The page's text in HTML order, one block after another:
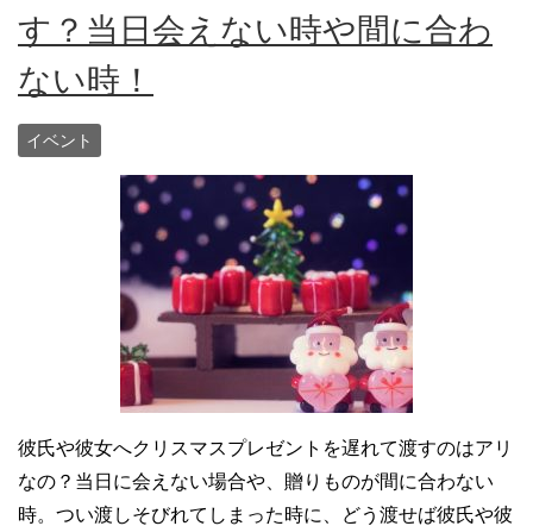
す？当日会えない時や間に合わ
ない時！
イベント
彼氏や彼女へクリスマスプレゼントを遅れて渡すのはアリ
なの？当日に会えない場合や、贈りものが間に合わない
時。つい渡しそびれてしまった時に、どう渡せば彼氏や彼